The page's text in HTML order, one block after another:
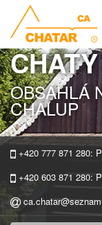
OBSÁHLÁ
CHALUP
+420 777 871 280:
+420 603 871 280: